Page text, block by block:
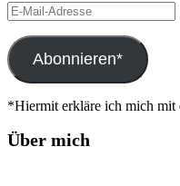
E-
Mail-
Adresse
Abonnieren*
*Hiermit erkläre ich mich mit
Über mich